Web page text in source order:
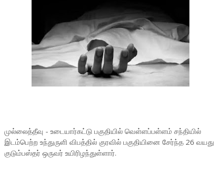
முல்லைத்தீவு - உடையார்கட்டு பகுதியில் வெள்ளப்பள்ளம் சந்தியில்
இடம்பெற்ற உந்துருளி விபத்தில் குரவில் பகுதியினை சேர்ந்த 26 வயது
குடும்பஸ்தர் ஒருவர் உயிரிழந்துள்ளார்.